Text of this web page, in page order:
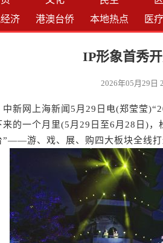
济
港澳台侨 本地热点 医
IP形象首秀
2026年05月29日
网上海新闻5月29日电(郑莹莹
来的一个月里(5月29日至6月28日)，
”——游、戏、展、购四大板块全线打